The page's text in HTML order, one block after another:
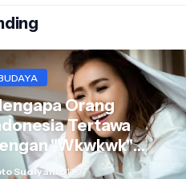
Orang
Tertawa
"Wkwkwk"
"Hahaha"?
Sudiyanto 11.07